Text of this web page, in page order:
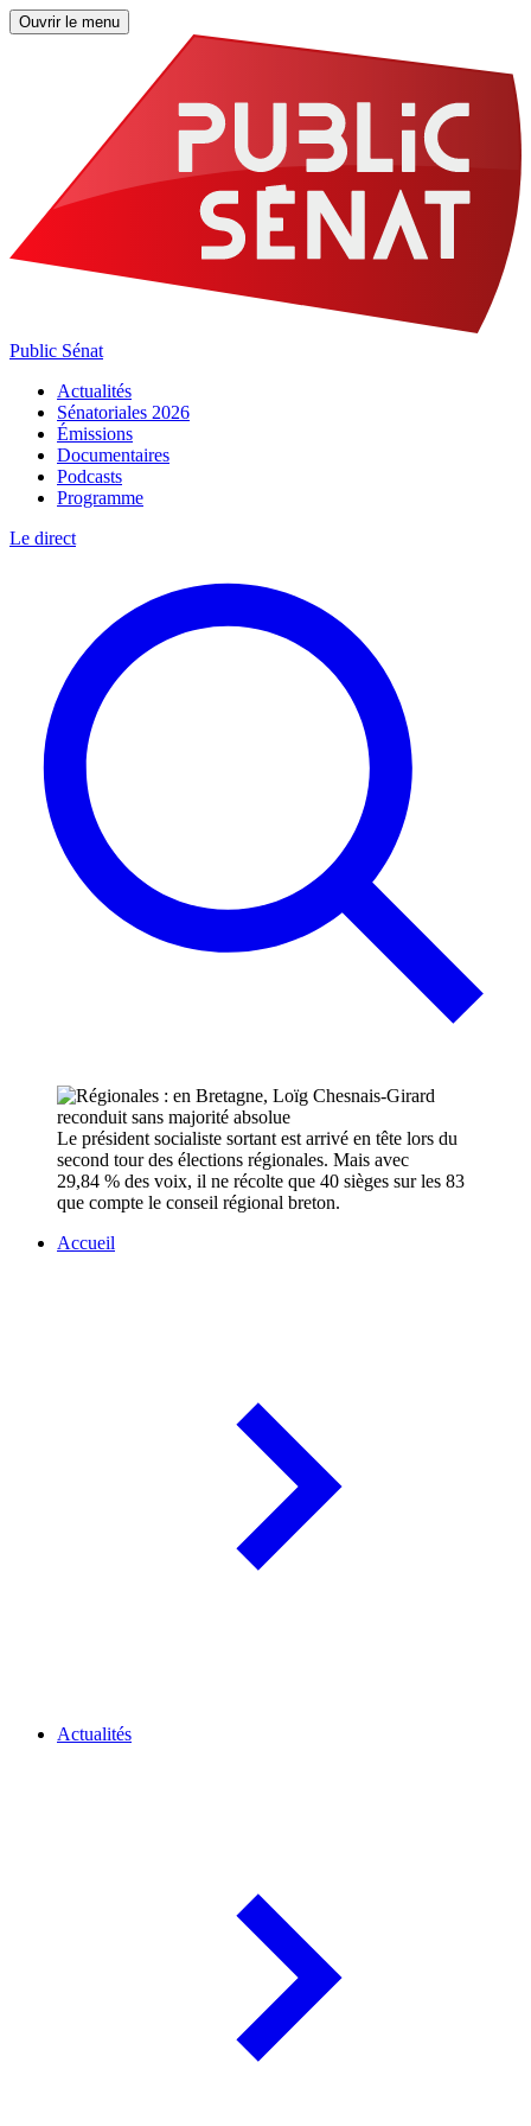
Ouvrir le menu
Public Sénat
Actualités
Sénatoriales 2026
Émissions
Documentaires
Podcasts
Programme
Le direct
Le président socialiste sortant est arrivé en tête lors du
second tour des élections régionales. Mais avec
29,84 % des voix, il ne récolte que 40 sièges sur les 83
que compte le conseil régional breton.
Accueil
Actualités